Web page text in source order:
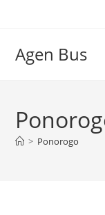
Agen Bus
> Ponorogo